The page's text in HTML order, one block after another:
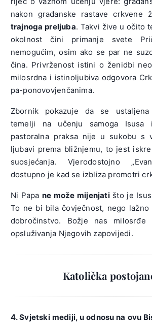
nakon građanske rastave crkvene
trajnoga preljuba. Takvi žive u očito
okolnost čini primanje svete
nemogućim, osim ako se par ne
čina. Privrženost istini o ženidbi
milosrdna i istinoljubiva odgovora
pa-ponovovjenčanima.
Zbornik pokazuje da se ustaljena
temelji na učenju samoga Isusa
pastoralna praksa nije u sukobu s
ljubavi prema bližnjemu, to jest
suosjećanja. Vjerodostojno
dostupno je kad se izbliza promotri
Ni Papa ne može mijenjatišto je Isus
To ne bi bila čovječnost, nego
dobročinstvo. Božje nas milosrđe
opsluživanja Njegovih zapovijedi.
Katolička
4. Svjetski mediji, u odnosu na ovu